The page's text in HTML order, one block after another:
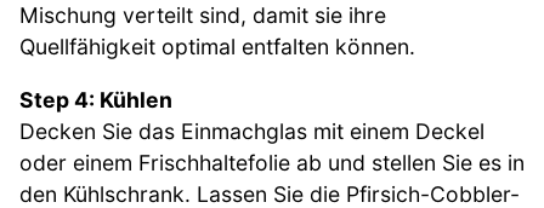
Mischung verteilt sind, damit sie ihre
Quellfähigkeit optimal entfalten können.
Step 4: Kühlen
Decken Sie das Einmachglas mit einem Deckel
oder einem Frischhaltefolie ab und stellen Sie es in
den Kühlschrank. Lassen Sie die Pfirsich-Cobbler-